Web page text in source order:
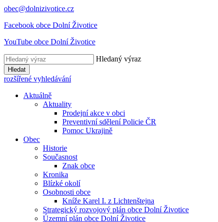
obec@dolnizivotice.cz
Facebook obce Dolní Životice
YouTube obce Dolní Životice
Hledaný výraz
Hledat
rozšířené vyhledávání
Aktuálně
Aktuality
Prodejní akce v obci
Preventivní sdělení Policie ČR
Pomoc Ukrajině
Obec
Historie
Současnost
Znak obce
Kronika
Blízké okolí
Osobnosti obce
Kníže Karel I. z Lichtenštejna
Strategický rozvojový plán obce Dolní Životice
Územní plán obce Dolní Životice